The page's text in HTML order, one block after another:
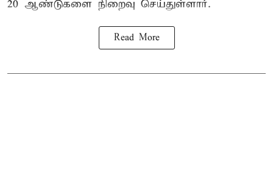
20 ஆண்டுகளை நிறைவு செய்துள்ளார்.
Read More